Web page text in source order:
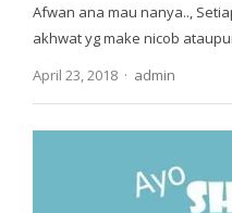
Afwan ana mau nanya..,
akhwat yg make nicob
April 23, 2018
Author
admin